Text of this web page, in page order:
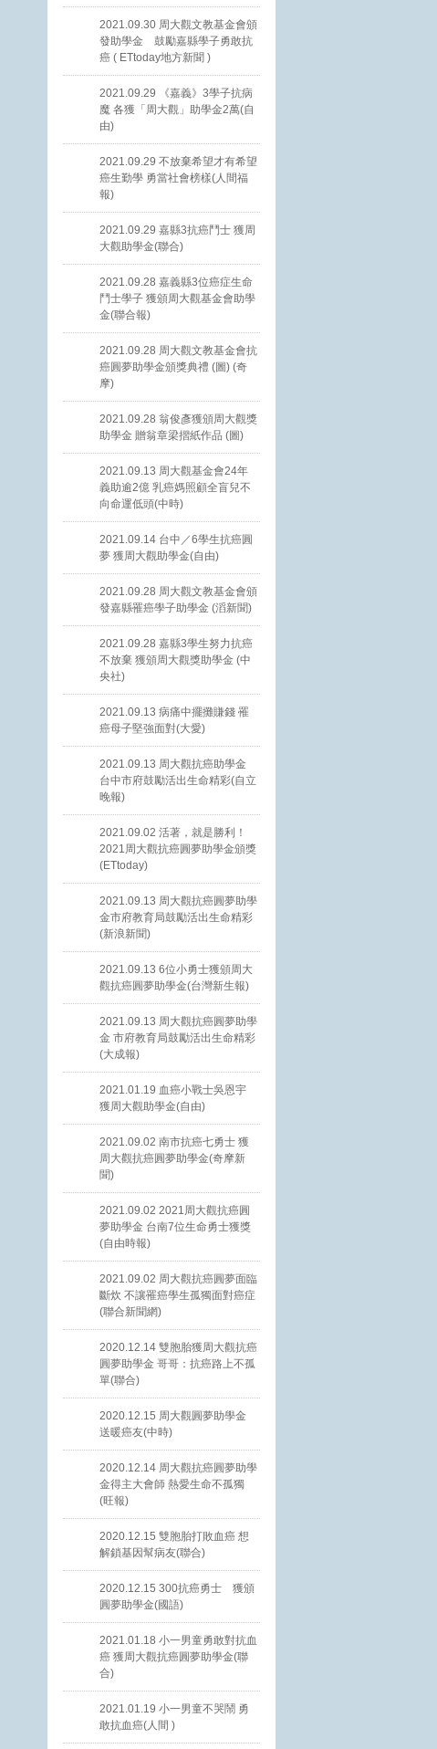
2021.09.30 周大觀文教基金會頒
發助學金 鼓勵嘉縣學子勇敢抗
癌 ( ETtoday地方新聞 )
2021.09.29 《嘉義》3學子抗病
魔 各獲「周大觀」助學金2萬(自
由)
2021.09.29 不放棄希望才有希望
癌生勤學 勇當社會榜樣(人間福
報)
2021.09.29 嘉縣3抗癌鬥士 獲周
大觀助學金(聯合)
2021.09.28 嘉義縣3位癌症生命
鬥士學子 獲頒周大觀基金會助學
金(聯合報)
2021.09.28 周大觀文教基金會抗
癌圓夢助學金頒獎典禮 (圖) (奇
摩)
2021.09.28 翁俊彥獲頒周大觀獎
助學金 贈翁章梁摺紙作品 (圖)
2021.09.13 周大觀基金會24年
義助逾2億 乳癌媽照顧全盲兒不
向命運低頭(中時)
2021.09.14 台中／6學生抗癌圓
夢 獲周大觀助學金(自由)
2021.09.28 周大觀文教基金會頒
發嘉縣罹癌學子助學金 (滔新聞)
2021.09.28 嘉縣3學生努力抗癌
不放棄 獲頒周大觀獎助學金 (中
央社)
2021.09.13 病痛中擺攤賺錢 罹
癌母子堅強面對(大愛)
2021.09.13 周大觀抗癌助學金
台中市府鼓勵活出生命精彩(自立
晚報)
2021.09.02 活著，就是勝利！
2021周大觀抗癌圓夢助學金頒獎
(ETtoday)
2021.09.13 周大觀抗癌圓夢助學
金市府教育局鼓勵活出生命精彩
(新浪新聞)
2021.09.13 6位小勇士獲頒周大
觀抗癌圓夢助學金(台灣新生報)
2021.09.13 周大觀抗癌圓夢助學
金 市府教育局鼓勵活出生命精彩
(大成報)
2021.01.19 血癌小戰士吳恩宇
獲周大觀助學金(自由)
2021.09.02 南市抗癌七勇士 獲
周大觀抗癌圓夢助學金(奇摩新
聞)
2021.09.02 2021周大觀抗癌圓
夢助學金 台南7位生命勇士獲獎
(自由時報)
2021.09.02 周大觀抗癌圓夢面臨
斷炊 不讓罹癌學生孤獨面對癌症
(聯合新聞網)
2020.12.14 雙胞胎獲周大觀抗癌
圓夢助學金 哥哥：抗癌路上不孤
單(聯合)
2020.12.15 周大觀圓夢助學金
送暖癌友(中時)
2020.12.14 周大觀抗癌圓夢助學
金得主大會師 熱愛生命不孤獨
(旺報)
2020.12.15 雙胞胎打敗血癌 想
解鎖基因幫病友(聯合)
2020.12.15 300抗癌勇士 獲頒
圓夢助學金(國語)
2021.01.18 小一男童勇敢對抗血
癌 獲周大觀抗癌圓夢助學金(聯
合)
2021.01.19 小一男童不哭鬧 勇
敢抗血癌(人間 )